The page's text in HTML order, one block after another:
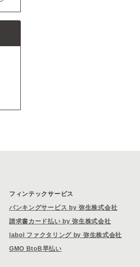
フィンテックサービス
バンキングサービス by 弥生株式会社
請求書カード払い by 弥生株式会社
labol ファクタリング by 弥生株式会社
GMO BtoB早払い